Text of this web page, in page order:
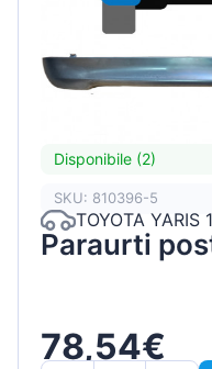
Disponibile (2)
SKU: 810396-5
TOYOTA YARIS
Paraurti
78,54€